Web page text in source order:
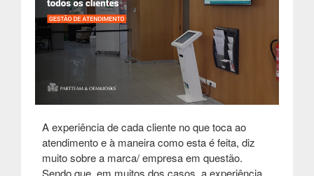
A experiência de cada cliente no que toca ao
atendimento e à maneira como esta é feita, diz
muito sobre a marca/ empresa em questão.